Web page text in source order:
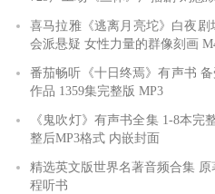
喜马拉雅《逃离月亮坨》白夜
会派悬疑 女性力量的群像刻画
番茄畅听《十日终焉》有声书
作品 1359集完整版 MP3
《鬼吹灯》有声书全集 1-8本完
整后MP3格式 内嵌封面
精选英文版世界名著音频合集
程听书